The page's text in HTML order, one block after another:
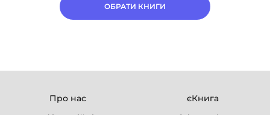
ОБРАТИ КНИГИ
Про нас
єКнига